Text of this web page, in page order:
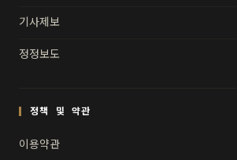
기사제보
정정보도
정책 및 약관
이용약관